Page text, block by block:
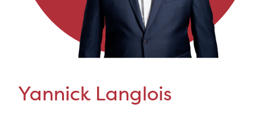
Yannick Langlois